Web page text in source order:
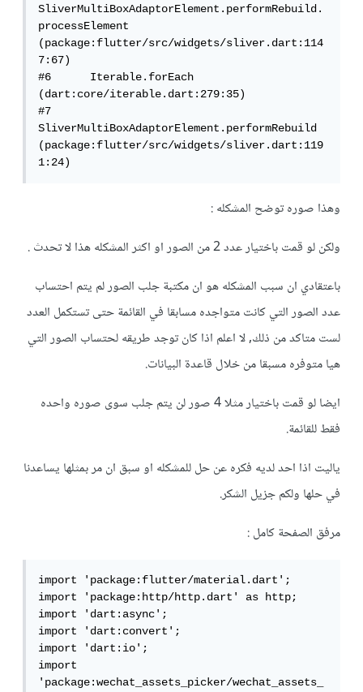
SliverMultiBoxAdaptorElement.performRebuild.
processElement
(package:flutter/src/widgets/sliver.dart:114
7:67)
#6      Iterable.forEach
(dart:core/iterable.dart:279:35)
#7
SliverMultiBoxAdaptorElement.performRebuild
(package:flutter/src/widgets/sliver.dart:119
1:24)
وهذا صوره توضح المشكله :
ولكن لو قمت باختيار عدد 2 من الصور او اكثر المشكله هذا لا تحدث .
باعتقادي ان سبب المشكله هو ان مكتبة جلب الصور لم يتم احتساب
عدد الصور التي كانت متواجده مسابقا في القائمة حتى تستكمل العدد
لست متاكد من ذلك, لا اعلم اذا كان توجد طريقه لحتساب الصور التي
هيا متوفره مسبقا من خلال قاعدة البيانات.
ايضا لو قمت باختيار مثلا 4 صور لن يتم جلب سوى صوره واحده
فقط للقائمة.
ياليت اذا احد لديه فكره عن حل للمشكله او سبق ان مر بمثلها يساعدنا
في حلها ولكم جزيل الشكر.
مرفق الصفحة كامل :
import 'package:flutter/material.dart';
import 'package:http/http.dart' as http;
import 'dart:async';
import 'dart:convert';
import 'dart:io';
import
'package:wechat_assets_picker/wechat_assets_